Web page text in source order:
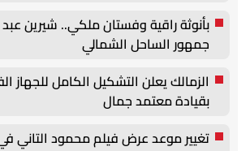
بأنوثة راقية وفستان ملكي.. شيرين
جمهور الساحل الشمالي
الزمالك يعلن التشكيل الكامل للجهاز
بقيادة معتمد جمال
تغيير موعد عرض فيلم محمود التاني في